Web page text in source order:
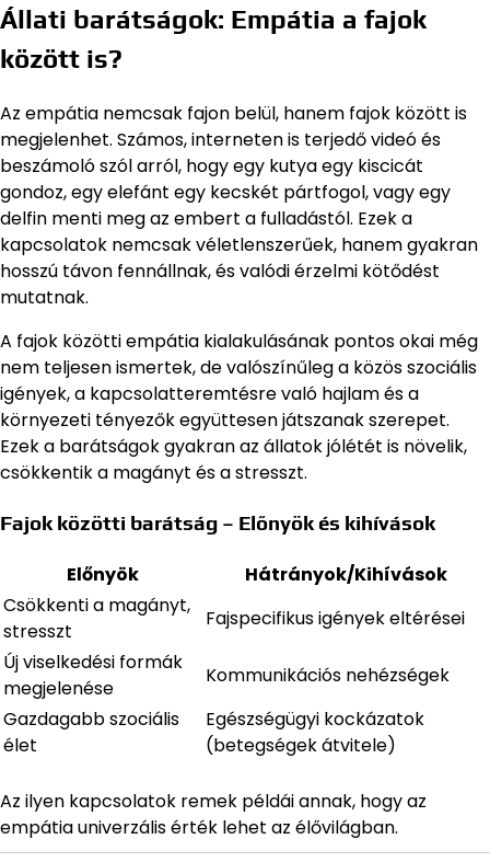
Állati barátságok: Empátia a fajok
között is?
Az empátia nemcsak fajon belül, hanem fajok között is
megjelenhet. Számos, interneten is terjedő videó és
beszámoló szól arról, hogy egy kutya egy kiscicát
gondoz, egy elefánt egy kecskét pártfogol, vagy egy
delfin menti meg az embert a fulladástól. Ezek a
kapcsolatok nemcsak véletlenszerűek, hanem gyakran
hosszú távon fennállnak, és valódi érzelmi kötődést
mutatnak.
A fajok közötti empátia kialakulásának pontos okai még
nem teljesen ismertek, de valószínűleg a közös szociális
igények, a kapcsolatteremtésre való hajlam és a
környezeti tényezők együttesen játszanak szerepet.
Ezek a barátságok gyakran az állatok jólétét is növelik,
csökkentik a magányt és a stresszt.
Fajok közötti barátság – Előnyök és kihívások
Előnyök
Hátrányok/Kihívások
Csökkenti a magányt,
stresszt
Fajspecifikus igények eltérései
Új viselkedési formák
megjelenése
Kommunikációs nehézségek
Gazdagabb szociális
élet
Egészségügyi kockázatok
(betegségek átvitele)
Az ilyen kapcsolatok remek példái annak, hogy az
empátia univerzális érték lehet az élővilágban.